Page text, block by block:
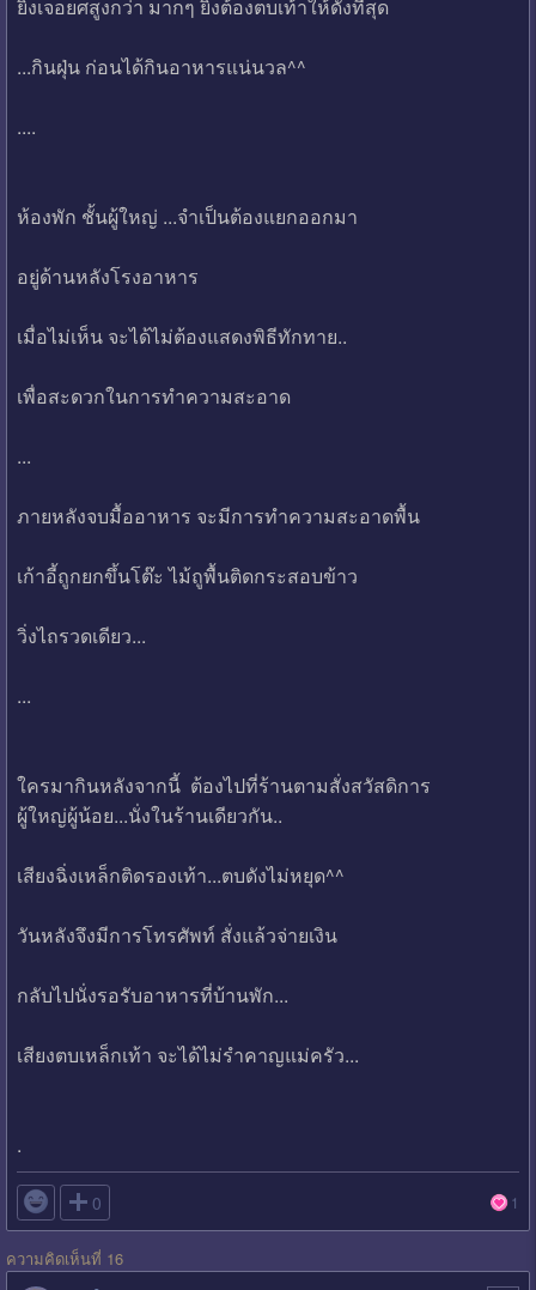
ยิ่งเจอยศสูงกว่า มากๆ ยิ่งต้องตบเท้าให้ดังที่สุด
...กินฝุ่น ก่อนได้กินอาหารแน่นวล^^
....
ห้องพัก ชั้นผู้ใหญ่ ...จำเป็นต้องแยกออกมา
อยู่ด้านหลังโรงอาหาร
เมื่อไม่เห็น จะได้ไม่ต้องแสดงพิธีทักทาย..
เพื่อสะดวกในการทำความสะอาด
...
ภายหลังจบมื้ออาหาร จะมีการทำความสะอาดพื้น
เก้าอี้ถูกยกขึ้นโต๊ะ ไม้ถูพื้นติดกระสอบข้าว
วิ่งไถรวดเดียว...
...
ใครมากินหลังจากนี้ ต้องไปที่ร้านตามสั่งสวัสดิการ
ผู้ใหญ่ผู้น้อย...นั่งในร้านเดียวกัน..
เสียงฉิ่งเหล็กติดรองเท้า...ตบดังไม่หยุด^^
วันหลังจึงมีการโทรศัพท์ สั่งแล้วจ่ายเงิน
กลับไปนั่งรอรับอาหารที่บ้านพัก...
เสียงตบเหล็กเท้า จะได้ไม่รำคาญแม่ครัว...
.
 0 1
ความคิดเห็นที่ 16